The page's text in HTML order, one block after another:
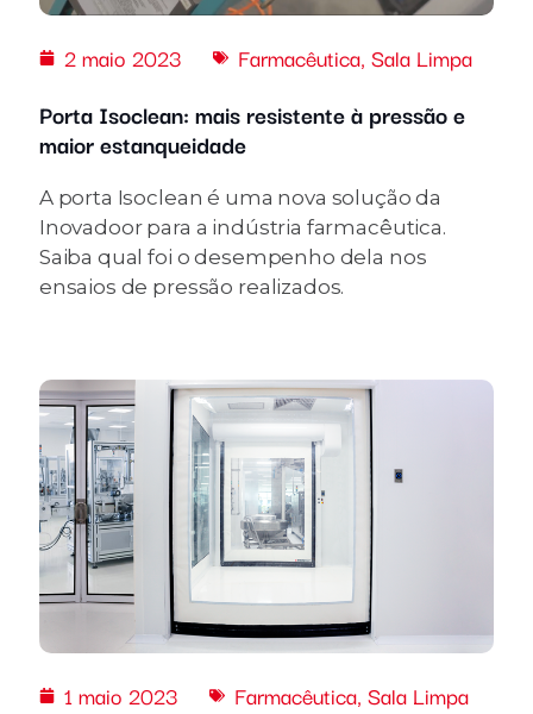
2 maio 2023 Farmacêutica, Sala Limpa
Porta Isoclean: mais resistente à pressão e
maior estanqueidade
A porta Isoclean é uma nova solução da
Inovadoor para a indústria farmacêutica.
Saiba qual foi o desempenho dela nos
ensaios de pressão realizados.
1 maio 2023 Farmacêutica, Sala Limpa